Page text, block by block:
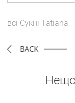
всі Сукні Tatiana